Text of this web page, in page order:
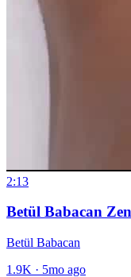
2:13
Betül Babacan
Betül Babacan
1.9K · 5mo ago